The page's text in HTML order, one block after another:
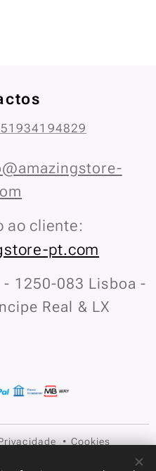
ao cliente:
pt.com
- 1250-083 Lisboa -
Real & LX
Cookies